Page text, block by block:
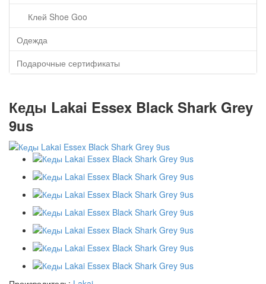
Клей Shoe Goo
Одежда
Подарочные сертификаты
Кеды Lakai Essex Black Shark Grey
9us